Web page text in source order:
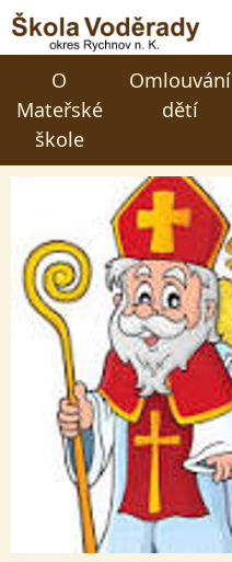
O
Mateřské
škole
Omlouvání
dětí